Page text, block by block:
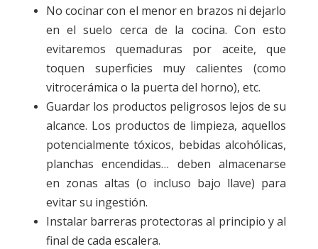
No cocinar con el menor en brazos ni dejarlo
en el suelo cerca de la cocina. Con esto
evitaremos quemaduras por aceite, que
toquen superficies muy calientes (como
vitrocerámica o la puerta del horno), etc.
Guardar los productos peligrosos lejos de su
alcance. Los productos de limpieza, aquellos
potencialmente tóxicos, bebidas alcohólicas,
planchas encendidas… deben almacenarse
en zonas altas (o incluso bajo llave) para
evitar su ingestión.
Instalar barreras protectoras al principio y al
final de cada escalera.